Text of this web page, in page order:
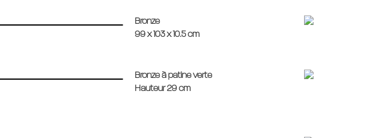
Bronze
99 x 103 x 10.5 cm
Bronze à patine verte
Hauteur 29 cm